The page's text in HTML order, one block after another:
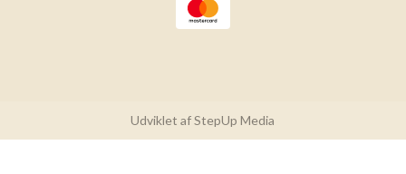
Udviklet af StepUp Media